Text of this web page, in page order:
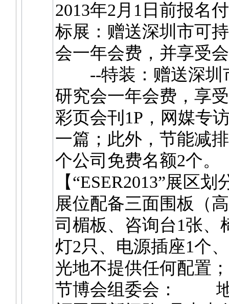
2013年2月1日前报
标展：赠送深圳市可
会一年会费，并享受
--特装：赠送深圳
研究会一年会费，享
彩页会刊1P，网媒专
一篇；此外，节能减
个公司免费名额2
【“ESER2013”展
展位配备三面围板（
司楣板、咨询台1张、
灯2只、电源插座1个
光地不提供任何配
节博会组委会： 地